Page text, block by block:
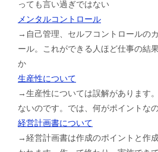
っても言い過ぎではない
メンタルコントロール
→自己管理、セルフコントロールの
ール。これができる人ほど仕事の結
か
生産性について
→生産性については誤解があります
ないのです。では、何がポイントな
経営計画書について
→経営計画書は作成のポイントと作